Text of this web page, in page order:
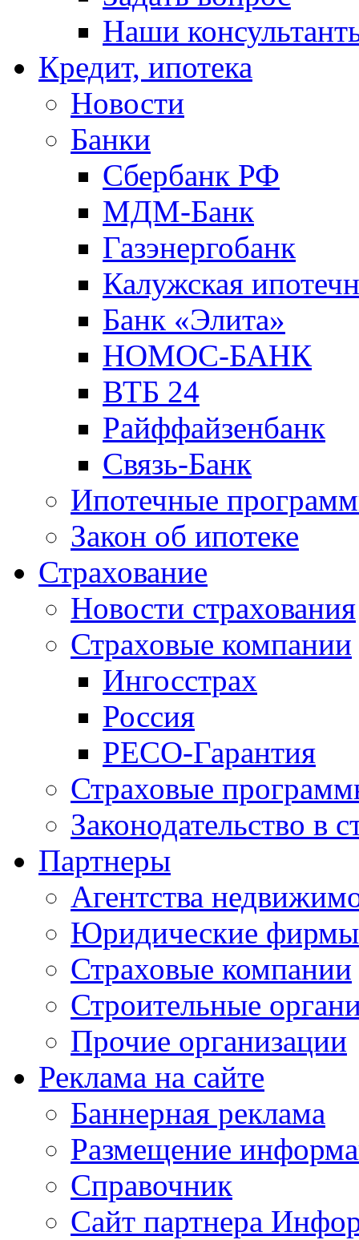
Наши
Кредит, ипотека
Новости
Банки
Сбербанк РФ
МДМ-Банк
Газэнергобанк
Калужская
Банк «Элита»
НОМОС-БАНК
ВТБ 24
Райффайзенбанк
Связь-Банк
Ипотечные
Закон об ипотеке
Страхование
Новости страхования
Страховые компании
Ингосстрах
Россия
РЕСО-Гарантия
Страховые
Законодательство в
Партнеры
Агентства
Юридические фирмы
Страховые компании
Строительные
Прочие организации
Реклама на сайте
Баннерная реклама
Размещение
Справочник
Сайт партнера